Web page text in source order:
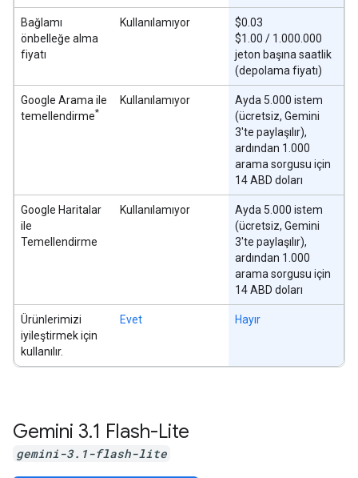
Bağlamı
önbelleğe alma
fiyatı
Kullanılamıyor
$0.03
$1.00 / 1.000.000
jeton başına saatlik
(depolama fiyatı)
Google Arama ile
temellendirme*
Kullanılamıyor
Ayda 5.000 istem
(ücretsiz, Gemini
3'te paylaşılır),
ardından 1.000
arama sorgusu için
14 ABD doları
Google Haritalar
ile
Temellendirme
Kullanılamıyor
Ayda 5.000 istem
(ücretsiz, Gemini
3'te paylaşılır),
ardından 1.000
arama sorgusu için
14 ABD doları
Ürünlerimizi
iyileştirmek için
kullanılır.
Evet Hayır
Gemini 3.1 Flash-Lite
gemini-3.1-flash-lite